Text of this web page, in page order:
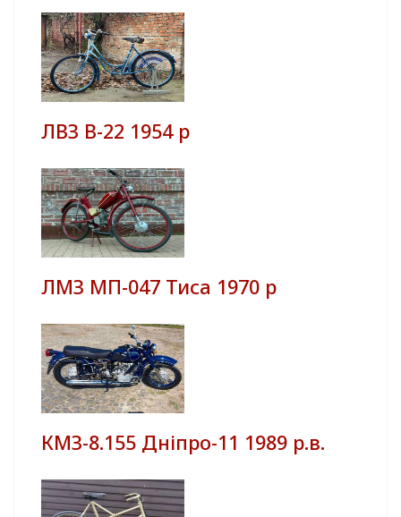
ЛВЗ В-22 1954 р
ЛМЗ МП-047 Тиса 1970 р
КМЗ-8.155 Дніпро-11 1989 р.в.